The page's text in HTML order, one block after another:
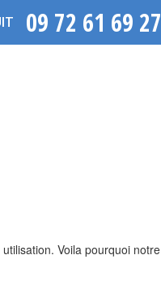
09 72 61 69 27
Voila pourquoi notre